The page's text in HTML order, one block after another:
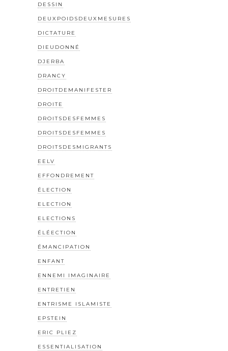
DESSIN
DEUXPOIDSDEUXMESURES
DICTATURE
DIEUDONNÉ
DJERBA
DRANCY
DROITDEMANIFESTER
DROITE
DROITSDESFEMMES
DROITSDESFEMMES
DROITSDESMIGRANTS
EELV
EFFONDREMENT
ÉLECTION
ELECTION
ELECTIONS
ÉLÉECTION
ÉMANCIPATION
ENFANT
ENNEMI IMAGINAIRE
ENTRETIEN
ENTRISME ISLAMISTE
EPSTEIN
ERIC PLIEZ
ESSENTIALISATION